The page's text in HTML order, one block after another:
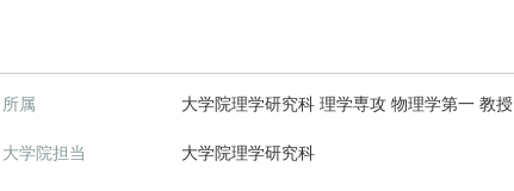
所属 大学院理学研究科 理学専攻 物理学第一 教授
大学院担当 大学院理学研究科